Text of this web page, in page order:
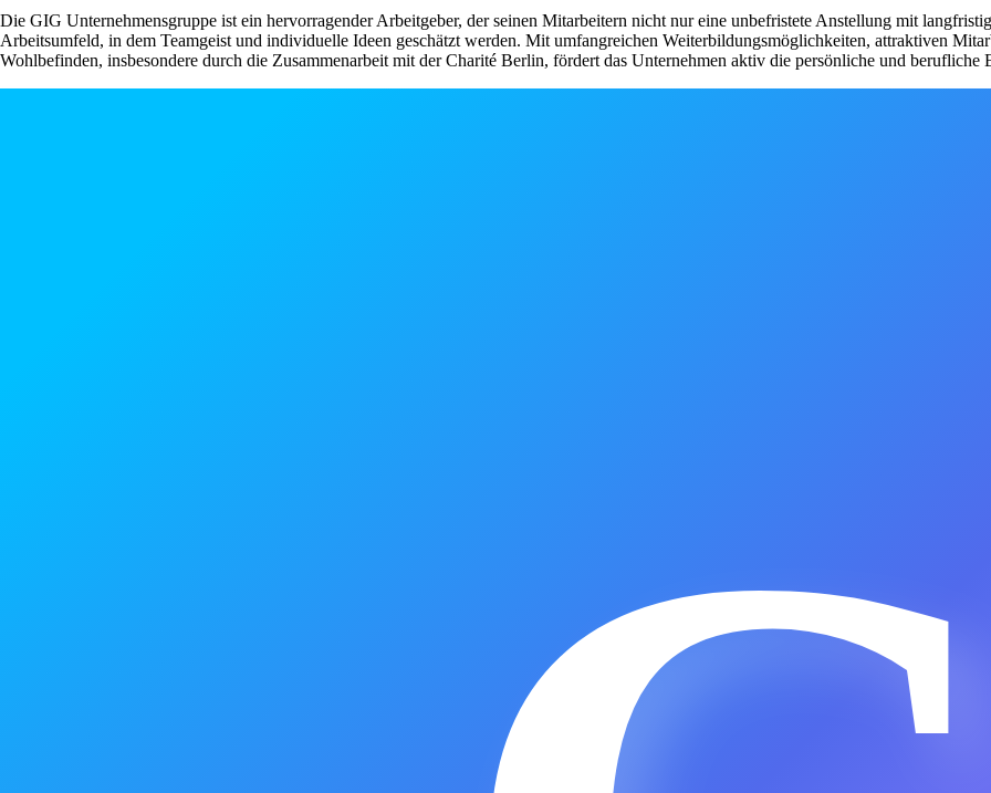
Die GIG Unternehmensgruppe ist ein hervorragender Arbeitgeber, der seinen Mitarbeitern nicht nur eine unbefristete Anstellung mit
Arbeitsumfeld, in dem Teamgeist und individuelle Ideen geschätzt werden. Mit umfangreichen Weiterbildungsmöglichkeiten, attraktiven
Wohlbefinden, insbesondere durch die Zusammenarbeit mit der Charité Berlin, fördert das Unternehmen aktiv die persönliche und